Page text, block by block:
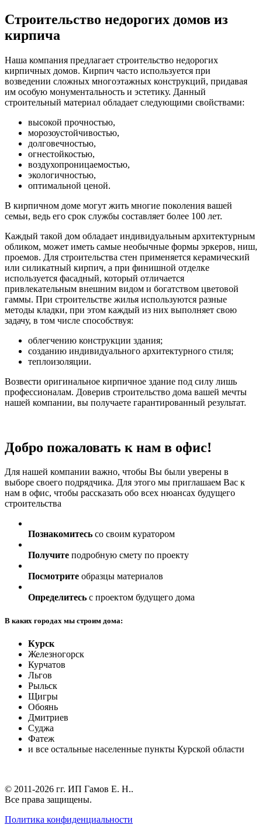
Строительство недорогих домов из
кирпича
Наша компания предлагает строительство недорогих
кирпичных домов. Кирпич часто используется при
возведении сложных многоэтажных конструкций, придавая
им особую монументальность и эстетику. Данный
строительный материал обладает следующими свойствами:
высокой прочностью,
морозоустойчивостью,
долговечностью,
огнестойкостью,
воздухопроницаемостью,
экологичностью,
оптимальной ценой.
В кирпичном доме могут жить многие поколения вашей
семьи, ведь его срок службы составляет более 100 лет.
Каждый такой дом обладает индивидуальным архитектурным
обликом, может иметь самые необычные формы эркеров, ниш,
проемов. Для строительства стен применяется керамический
или силикатный кирпич, а при финишной отделке
используется фасадный, который отличается
привлекательным внешним видом и богатством цветовой
гаммы. При строительстве жилья используются разные
методы кладки, при этом каждый из них выполняет свою
задачу, в том числе способствуя:
облегчению конструкции здания;
созданию индивидуального архитектурного стиля;
теплоизоляции.
Возвести оригинальное кирпичное здание под силу лишь
профессионалам. Доверив строительство дома вашей мечты
нашей компании, вы получаете гарантированный результат.
Добро пожаловать к нам в офис!
Для нашей компании важно, чтобы Вы были уверены в
выборе своего подрядчика. Для этого мы приглашаем Вас к
нам в офис, чтобы рассказать обо всех нюансах будущего
строительства
Познакомитесь со своим куратором
Получите подробную смету по проекту
Посмотрите образцы материалов
Определитесь с проектом будущего дома
В каких городах мы строим дома:
Курск
Железногорск
Курчатов
Льгов
Рыльск
Щигры
Обоянь
Дмитриев
Суджа
Фатеж
и все остальные населенные пункты Курской области
© 2011-2026 гг. ИП Гамов Е. Н..
Все права защищены.
Политика конфиденциальности